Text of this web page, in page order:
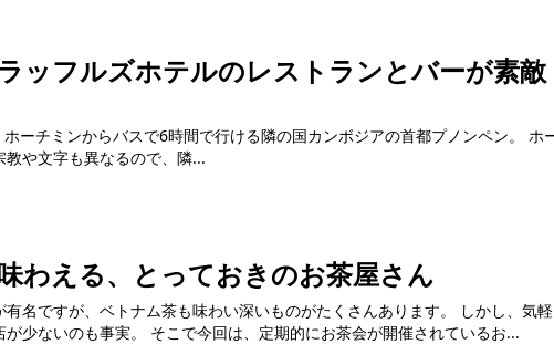
ラッフルズホテルのレストランとバーが素敵
や文字も異なるので、隣...
わえる、とっておきのお茶屋さん
名ですが、ベトナム茶も味わい深いものがたくさんあります。 しかし、気軽
少ないのも事実。 そこで今回は、定期的にお茶会が開催されているお...